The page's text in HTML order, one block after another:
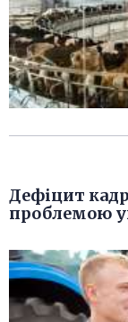
Дефіцит
проблемою